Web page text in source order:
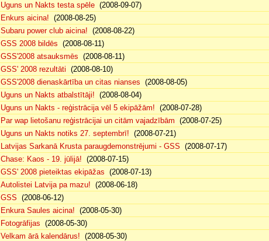
Uguns un Nakts testa spēle (2008-09-07)
Enkurs aicina! (2008-08-25)
Subaru power club aicina! (2008-08-22)
GSS 2008 bildēs (2008-08-11)
GSS'2008 atsauksmēs (2008-08-11)
GSS' 2008 rezultāti (2008-08-10)
GSS'2008 dienaskārtība un citas nianses (2008-08-05)
Uguns un Nakts atbalstītāji! (2008-08-04)
Uguns un Nakts - reģistrācija vēl 5 ekipāžām! (2008-07-28)
Par wap lietošanu reģistrācijai un citām vajadzībām (2008-07-25)
Uguns un Nakts notiks 27. septembrī! (2008-07-21)
Latvijas Sarkanā Krusta paraugdemonstrējumi - GSS (2008-07-17)
Chase: Kaos - 19. jūlijā! (2008-07-15)
GSS' 2008 pieteiktas ekipāžas (2008-07-13)
Autolistei Latvija pa mazu! (2008-06-18)
GSS (2008-06-12)
Enkura Saules aicina! (2008-05-30)
Fotogrāfijas (2008-05-30)
Velkam ārā kalendārus! (2008-05-30)